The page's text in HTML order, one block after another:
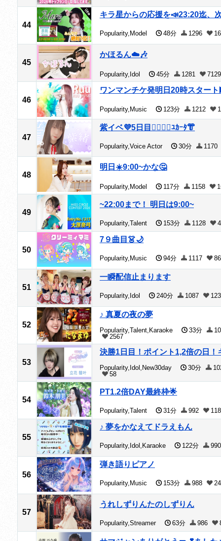
44
キラ星からの応援を📣23:20迄、
Popularity,Model 48分 1296
45
かほるん☁️🎶
Popularity,Idol 45分 1281 7129
46
ワンマンチケ発明日20時スター
Popularity,Music 123分 1212
47
紫イベ💜5日目❤️‍🔥❤️‍🔥ﾕｶｰﾀ👘
Popularity,Voice Actor 30分 1170
48
明日☀️9:00~かな🤔
Popularity,Model 117分 1158
49
~22:00まで！ 明日は9:00~
Popularity,Talent 153分 1128
50
7９曲目👗🌙
Popularity,Music 94分 1117
51
一瞬配信止まります
Popularity,Idol 240分 1087
52
♪ 真夏の夜の夢
Popularity,Talent,Karaoke 33分
2567
53
決勝1日目！ポイント1,2倍の日！
Popularity,Idol,New30day 30分
58
54
PT1.2倍DAY最終枠🌟
Popularity,Talent 31分 992
55
♪ 夢をかなえてドラえもん
Popularity,Idol,Karaoke 122分
56
弾き語りピアノ
Popularity,Music 153分 988
57
うれしずりんたのしずりん
Popularity,Streamer 63分 986